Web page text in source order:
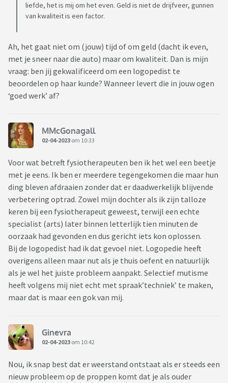
liefde, het is mij om het even. Geld is niet de drijfveer, gunnen
van kwaliteit is een factor.
Ah, het gaat niet om (jouw) tijd of om geld (dacht ik even,
met je sneer naar die auto) maar om kwaliteit. Dan is mijn
vraag: ben jij gekwalificeerd om een logopedist te
beoordelen op haar kunde? Wanneer levert die in jouw ogen
‘goed werk’ af?
MMcGonagall
02-04-2023 om 10:33
Voor wat betreft fysiotherapeuten ben ik het wel een beetje
met je eens. Ik ben er meerdere tegengekomen die maar hun
ding bleven afdraaien zonder dat er daadwerkelijk blijvende
verbetering optrad. Zowel mijn dochter als ik zijn talloze
keren bij een fysiotherapeut geweest, terwijl een echte
specialist (arts) later binnen letterlijk tien minuten de
oorzaak had gevonden en dus gericht iets kon oplossen.
Bij de logopedist had ik dat gevoel niet. Logopedie heeft
overigens alleen maar nut als je thuis oefent en natuurlijk
als je wel het juiste probleem aanpakt. Selectief mutisme
heeft volgens mij niet echt met spraak’techniek’ te maken,
maar dat is maar een gok van mij.
Ginevra
02-04-2023 om 10:42
Nou, ik snap best dat er weerstand ontstaat als er steeds een
nieuw probleem op de proppen komt dat je als ouder